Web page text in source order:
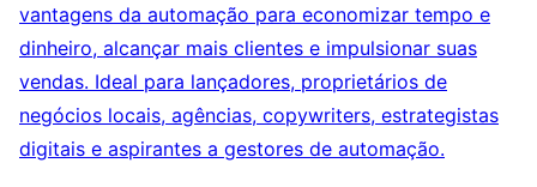
vantagens da automação para economizar tempo e
dinheiro, alcançar mais clientes e impulsionar suas
vendas. Ideal para lançadores, proprietários de
negócios locais, agências, copywriters, estrategistas
digitais e aspirantes a gestores de automação.